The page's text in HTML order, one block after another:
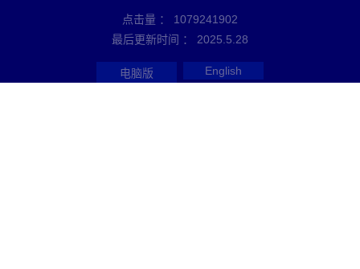
点击量 ： 1079241902
最后更新时间 ： 2025 5 28
电脑版 English